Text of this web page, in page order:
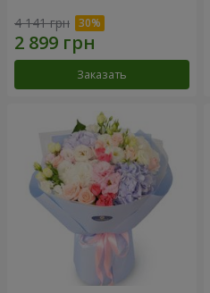
4 141 грн
Заказать